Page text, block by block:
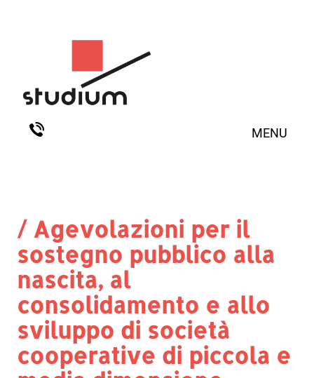
MENU
/ Agevolazioni per il
sostegno pubblico alla
nascita, al
consolidamento e allo
sviluppo di società
cooperative di piccola e